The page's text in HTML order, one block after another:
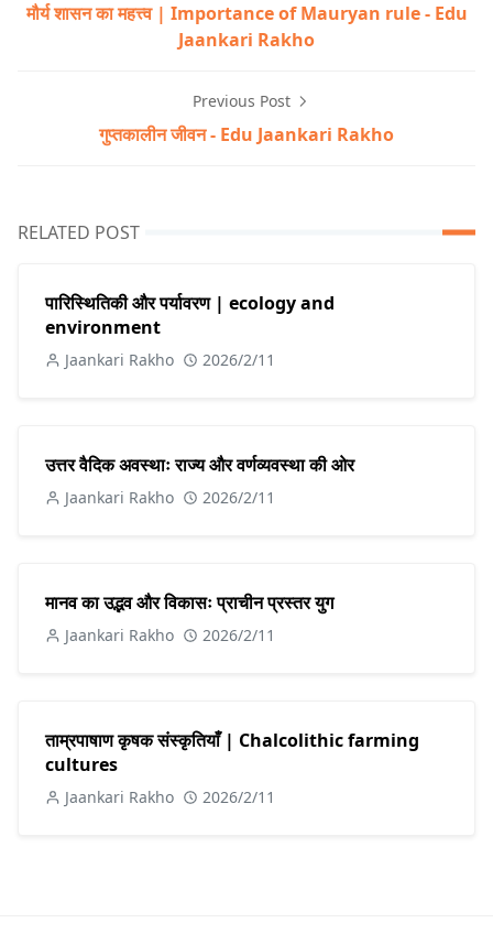
मौर्य शासन का महत्त्व | Importance of Mauryan rule - Edu
Jaankari Rakho
Previous Post
गुप्तकालीन जीवन - Edu Jaankari Rakho
RELATED POST
पारिस्थितिकी और पर्यावरण | ecology and
environment
Jaankari Rakho 2026/2/11
उत्तर वैदिक अवस्थाः राज्य और वर्णव्यवस्था की ओर
Jaankari Rakho 2026/2/11
मानव का उद्भव और विकासः प्राचीन प्रस्तर युग
Jaankari Rakho 2026/2/11
ताम्रपाषाण कृषक संस्कृतियाँ | Chalcolithic farming
cultures
Jaankari Rakho 2026/2/11